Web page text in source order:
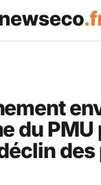
du PMU
des